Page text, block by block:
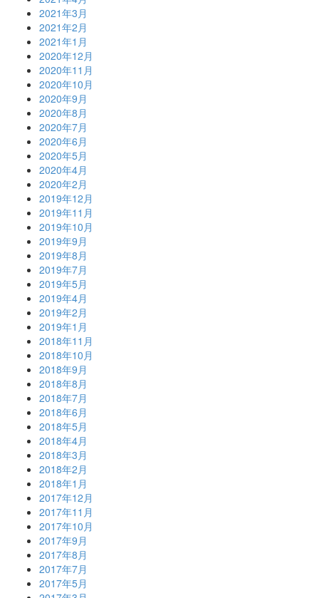
2021年3月
2021年2月
2021年1月
2020年12月
2020年11月
2020年10月
2020年9月
2020年8月
2020年7月
2020年6月
2020年5月
2020年4月
2020年2月
2019年12月
2019年11月
2019年10月
2019年9月
2019年8月
2019年7月
2019年5月
2019年4月
2019年2月
2019年1月
2018年11月
2018年10月
2018年9月
2018年8月
2018年7月
2018年6月
2018年5月
2018年4月
2018年3月
2018年2月
2018年1月
2017年12月
2017年11月
2017年10月
2017年9月
2017年8月
2017年7月
2017年5月